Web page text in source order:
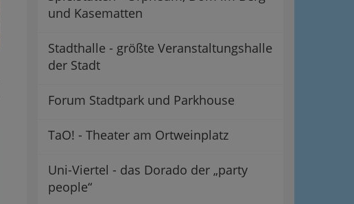
und Kasematten
Stadthalle - größte Veranstaltungshalle
der Stadt
Forum Stadtpark und Parkhouse
TaO! - Theater am Ortweinplatz
Uni-Viertel - das Dorado der „party
people“